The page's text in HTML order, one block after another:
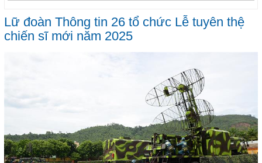
Lữ đoàn Thông tin 26 tổ chức Lễ tuyên thệ
chiến sĩ mới năm 2025